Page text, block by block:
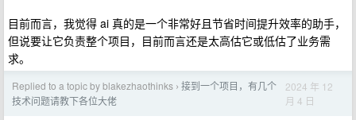
目前而言，我觉得 ai 真的是一个非常好且节省时间提升效率的助手，
但说要让它负责整个项目，目前而言还是太高估它或低估了业务需
求。
Replied to a topic by blakezhaothinks › 接到一个项目，有几个
技术问题请教下各位大佬
2024 年 12
月 4 日